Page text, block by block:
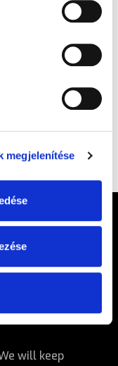
megjelenítése
will keep